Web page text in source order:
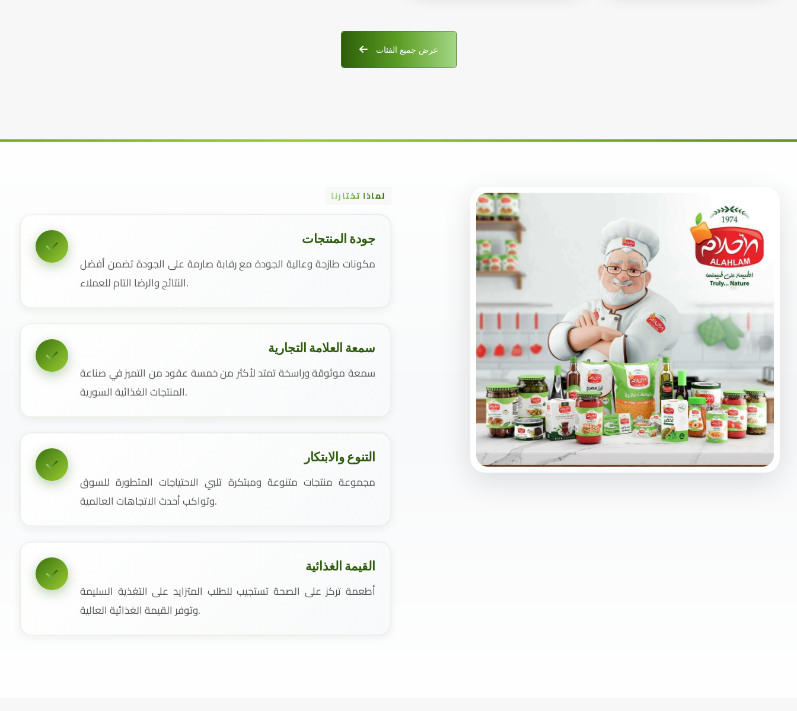
عرض جميع الفئات
لماذا تختارنا
جودة المنتجات
مكونات طازجة وعالية الجودة مع رقابة صارمة على الجودة تضمن أفضل
النتائج والرضا التام للعملاء.
سمعة العلامة التجارية
سمعة موثوقة وراسخة تمتد لأكثر من خمسة عقود من التميز في صناعة
المنتجات الغذائية السورية.
التنوع والابتكار
مجموعة منتجات متنوعة ومبتكرة تلبي الاحتياجات المتطورة للسوق
وتواكب أحدث الاتجاهات العالمية.
القيمة الغذائية
أطعمة تركز على الصحة تستجيب للطلب المتزايد على التغذية السليمة
وتوفر القيمة الغذائية العالية.